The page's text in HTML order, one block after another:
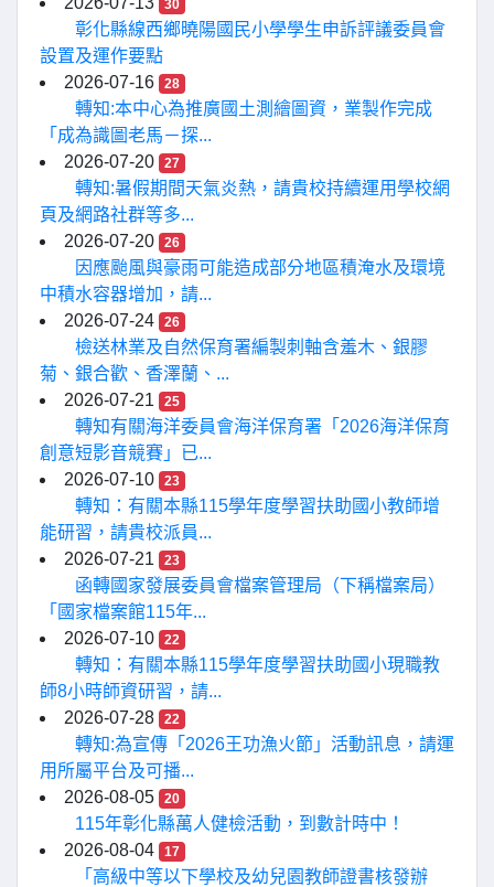
30
彰化縣線西鄉曉陽國民小學學生申訴評議委員會
設置及運作要點
2026-07-16
28
轉知:本中心為推廣國土測繪圖資，業製作完成
「成為識圖老馬－探...
2026-07-20
27
轉知:暑假期間天氣炎熱，請貴校持續運用學校網
頁及網路社群等多...
2026-07-20
26
因應颱風與豪雨可能造成部分地區積淹水及環境
中積水容器增加，請...
2026-07-24
26
檢送林業及自然保育署編製刺軸含羞木、銀膠
菊、銀合歡、香澤蘭、...
2026-07-21
25
轉知有關海洋委員會海洋保育署「2026海洋保育
創意短影音競賽」已...
2026-07-10
23
轉知：有關本縣115學年度學習扶助國小教師增
能研習，請貴校派員...
2026-07-21
23
函轉國家發展委員會檔案管理局（下稱檔案局）
「國家檔案館115年...
2026-07-10
22
轉知：有關本縣115學年度學習扶助國小現職教
師8小時師資研習，請...
2026-07-28
22
轉知:為宣傳「2026王功漁火節」活動訊息，請運
用所屬平台及可播...
2026-08-05
20
115年彰化縣萬人健檢活動，到數計時中！
2026-08-04
17
「高級中等以下學校及幼兒園教師證書核發辦